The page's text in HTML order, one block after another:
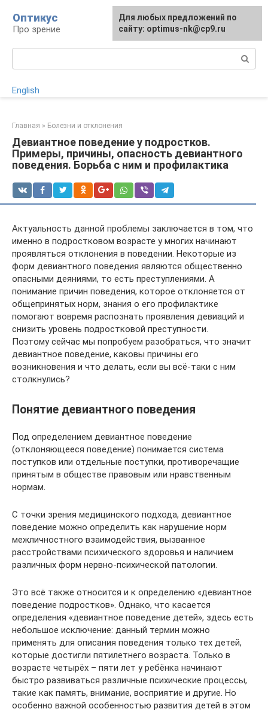
контенту
Оптикус
Про зрение
English
Главная » Болезни и отклонения
Девиантное поведение у подростков.
Примеры, причины, опасность девиантного
поведения. Борьба с ним и профилактика
Актуальность данной проблемы заключается в том, что
именно в подростковом возрасте у многих начинают
проявляться отклонения в поведении. Некоторые из
форм девиантного поведения являются общественно
опасными деяниями, то есть преступлениями. А
понимание причин поведения, которое отклоняется от
общепринятых норм, знания о его профилактике
помогают вовремя распознать проявления девиаций и
снизить уровень подростковой преступности.
Поэтому сейчас мы попробуем разобраться, что значит
девиантное поведение, каковы причины его
возникновения и что делать, если вы всё-таки с ним
столкнулись?
Понятие девиантного поведения
Под определением девиантное поведение
(отклоняющееся поведение) понимается система
поступков или отдельные поступки, противоречащие
принятым в обществе правовым или нравственным
нормам.
С точки зрения медицинского подхода, девиантное
поведение можно определить как нарушение норм
межличностного взаимодействия, вызванное
расстройствами психического здоровья и наличием
различных форм нервно-психической патологии.
Это всё также относится и к определению «девиантное
поведение подростков». Однако, что касается
определения «девиантное поведение детей», здесь есть
небольшое исключение: данный термин можно
применять для описания поведения только тех детей,
которые достигли пятилетнего возраста. Только в
возрасте четырёх – пяти лет у ребёнка начинают
быстро развиваться различные психические процессы,
такие как память, внимание, восприятие и другие. Но
особенно важной особенностью развития детей в этом
Для любых предложений по
сайту: optimus-nk@cp9.ru